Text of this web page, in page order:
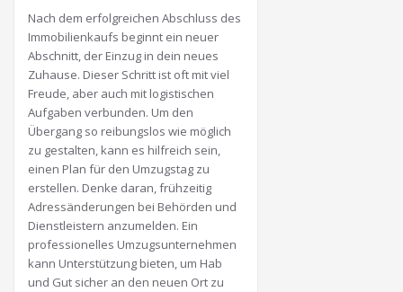
Nach dem erfolgreichen Abschluss des
Immobilienkaufs beginnt ein neuer
Abschnitt, der Einzug in dein neues
Zuhause. Dieser Schritt ist oft mit viel
Freude, aber auch mit logistischen
Aufgaben verbunden. Um den
Übergang so reibungslos wie möglich
zu gestalten, kann es hilfreich sein,
einen Plan für den Umzugstag zu
erstellen. Denke daran, frühzeitig
Adressänderungen bei Behörden und
Dienstleistern anzumelden. Ein
professionelles Umzugsunternehmen
kann Unterstützung bieten, um Hab
und Gut sicher an den neuen Ort zu